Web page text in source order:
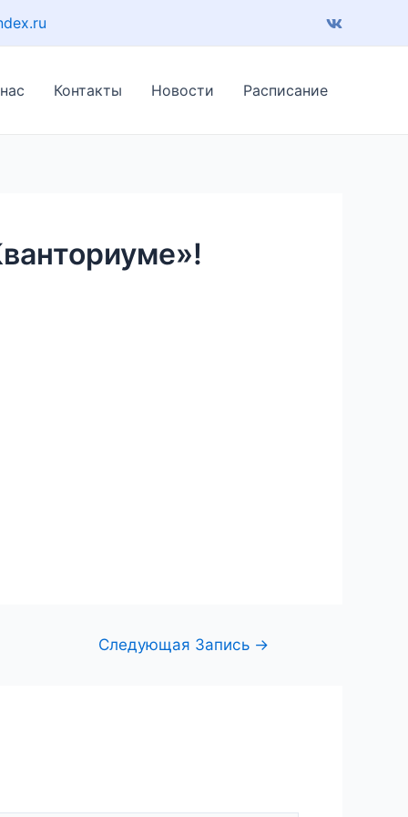
Контакты Новости Расписание
Следующая Запись →